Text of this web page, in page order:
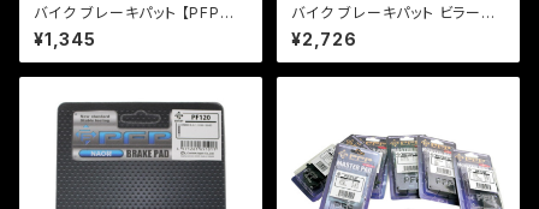
バイク ブレーキパット 【PFP製】
PFB330 ブレーキシュー レッツ
ストマジ
¥1,345
バイク ブレーキパット ビラーゴ
【PFP製】PF235 マスターパッド
【クリックポスト発送可能】
¥2,726